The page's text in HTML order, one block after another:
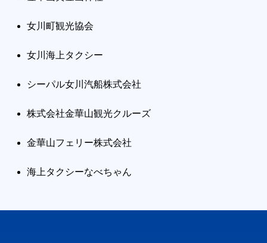
女川町観光協会
女川海上タクシー
シーパル女川汽船株式会社
株式会社金華山観光クルーズ
金華山フェリー株式会社
海上タクシーなべちゃん